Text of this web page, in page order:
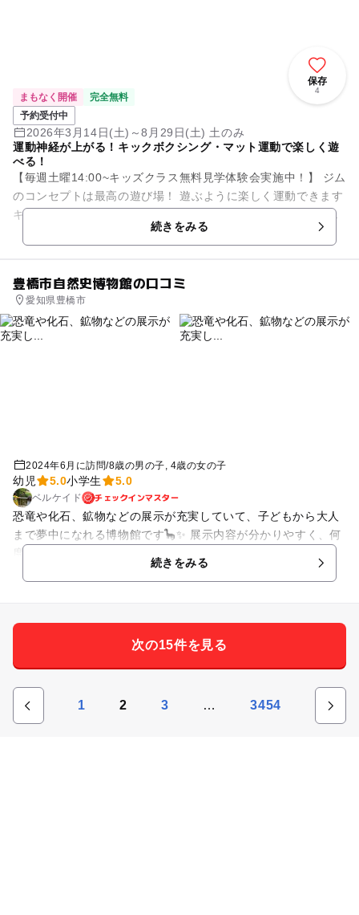
保存
4
まもなく開催
完全無料
予約受付中
2026年3月14日(土)～8月29日(土) 土のみ
運動神経が上がる！キックボクシング・マット運動で楽しく遊
べる！
【毎週土曜14:00~キッズクラス無料見学体験会実施中！】 ジム
のコンセプトは最高の遊び場！ 遊ぶように楽しく運動できます
キックボクシングをメインにマット運動など、正しい体の動
続きをみる
豊橋市自然史博物館の口コミ
愛知県豊橋市
2024年6月に訪問/8歳の男の子 4歳の女の子
幼児 5.0小学生 5.0
ベルケイド チェックインマスター
恐竜や化石、鉱物などの展示が充実していて、子どもから大人
まで夢中になれる博物館です🦕✨ 展示内容が分かりやすく、何
度訪れても新しい発見があります。 今回はモンスターハンター
とのコラボ展示も開催されており、人気モンスターのジンオウ
真を撮りたくなる内容でした📸
続きをみる
次の15件を見る
1 2 3 … 3454